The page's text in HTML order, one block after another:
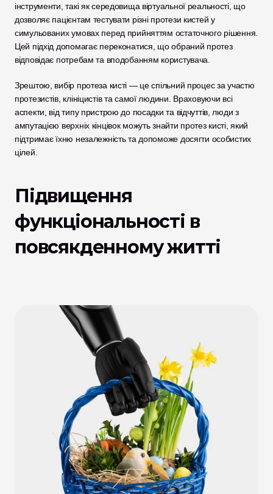
інструменти, такі як середовища віртуальної реальності, що
дозволяє пацієнтам тестувати різні протези кистей у
симульованих умовах перед прийняттям остаточного рішення.
Цей підхід допомагає переконатися, що обраний протез
відповідає потребам та вподобанням користувача.
Зрештою, вибір протеза кисті — це спільний процес за участю
протезистів, клініцистів та самої людини. Враховуючи всі
аспекти, від типу пристрою до посадки та відчуттів, люди з
ампутацією верхніх кінцівок можуть знайти протез кисті, який
підтримає їхню незалежність та допоможе досягти особистих
цілей.
Підвищення
функціональності в
повсякденному житті